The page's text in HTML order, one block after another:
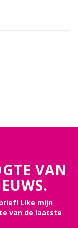
VAN
Like mijn
van de laatste